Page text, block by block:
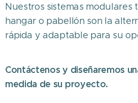
Nuestros sistemas modulares
hangar o pabellón son la
rápida y adaptable para su
Contáctenos y diseñaremos
medida de su proyecto.